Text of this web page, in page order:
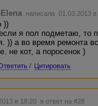
написала 01.03.2013
))
я пол подметаю, то
)) а во время ремонта
не кот, а поросенок )
/ Цитировать
в 18:20 в ответ на #28